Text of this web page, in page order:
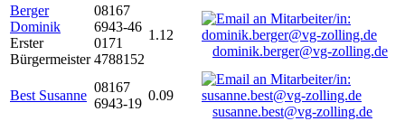
Berger
Dominik
Erster
Bürgermeister
08167
6943-46
0171
4788152
1.12
dominik.berger@vg-zolling.de
Best Susanne
08167
6943-19
0.09
susanne.best@vg-zolling.de